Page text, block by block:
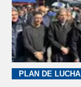
PLAN DE LUCHA